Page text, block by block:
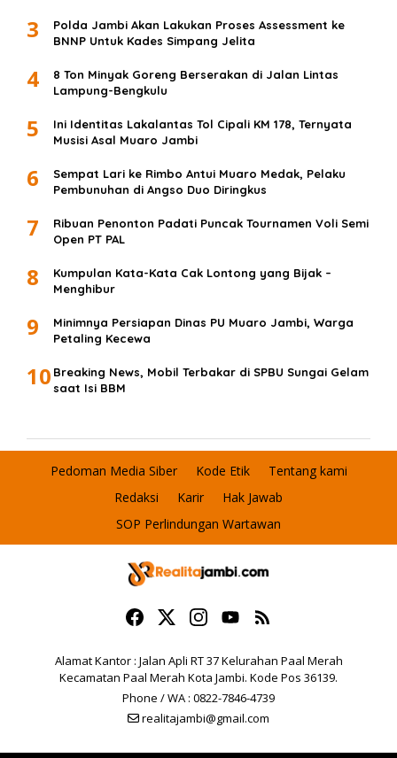
3
Polda Jambi Akan Lakukan Proses Assessment ke
BNNP Untuk Kades Simpang Jelita
4
8 Ton Minyak Goreng Berserakan di Jalan Lintas
Lampung-Bengkulu
5
Ini Identitas Lakalantas Tol Cipali KM 178, Ternyata
Musisi Asal Muaro Jambi
6
Sempat Lari ke Rimbo Antui Muaro Medak, Pelaku
Pembunuhan di Angso Duo Diringkus
7
Ribuan Penonton Padati Puncak Tournamen Voli Semi
Open PT PAL
8
Kumpulan Kata-Kata Cak Lontong yang Bijak –
Menghibur
9
Minimnya Persiapan Dinas PU Muaro Jambi, Warga
Petaling Kecewa
10 Breaking News, Mobil Terbakar di SPBU Sungai Gelam
saat Isi BBM
Pedoman Media Siber Kode Etik
Tentang kami
Redaksi
Karir
Hak Jawab
SOP Perlindungan Wartawan
Alamat Kantor : Jalan Apli RT 37 Kelurahan Paal Merah
Kecamatan Paal Merah Kota Jambi. Kode Pos 36139.
Phone / WA : 0822-7846-4739
realitajambi@gmail.com